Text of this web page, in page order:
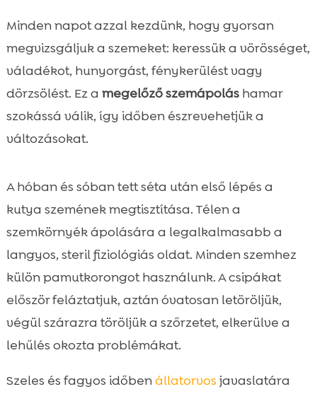
Minden napot azzal kezdünk, hogy gyorsan
megvizsgáljuk a szemeket: keressük a vörösséget,
váladékot, hunyorgást, fénykerülést vagy
dörzsölést. Ez a megelőző szemápoláshamar
szokássá válik, így időben észrevehetjük a
változásokat.
A hóban és sóban tett séta után első lépés a
kutya szemének megtisztítása. Télen a
szemkörnyék ápolására a legalkalmasabb a
langyos, steril fiziológiás oldat. Minden szemhez
külön pamutkorongot használunk. A csipákat
először feláztatjuk, aztán óvatosan letöröljük,
végül szárazra töröljük a szőrzetet, elkerülve a
lehűlés okozta problémákat.
Szeles és fagyos időbenállatorvos javaslatára